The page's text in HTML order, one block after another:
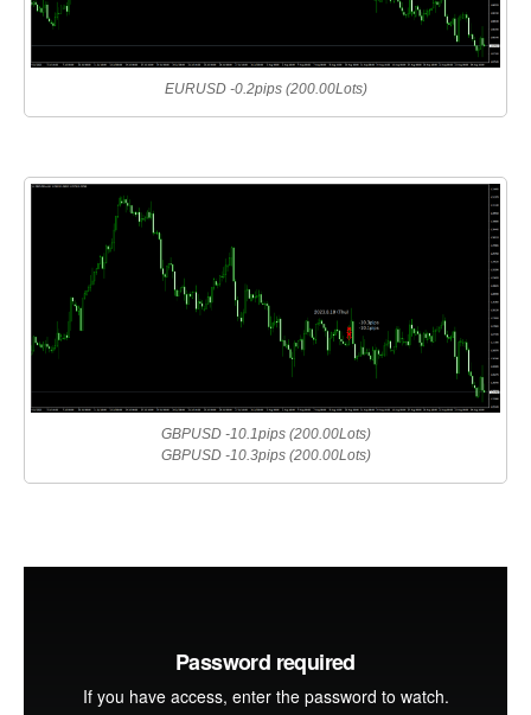
EURUSD -0.2pips (200.00Lots)
GBPUSD -10.1pips (200.00Lots)
GBPUSD -10.3pips (200.00Lots)